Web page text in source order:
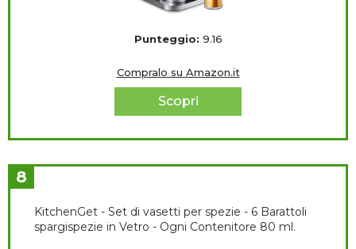
Punteggio: 9.16
Compralo su Amazon.it
Scopri
8
KitchenGet - Set di vasetti per spezie - 6 Barattoli
spargispezie in Vetro - Ogni Contenitore 80 ml.